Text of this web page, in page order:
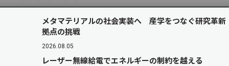
メタマテリアルの社会実装へ 産学をつなぐ研究革新
拠点の挑戦
2026.08.05
レーザー無線給電でエネルギーの制約を越える